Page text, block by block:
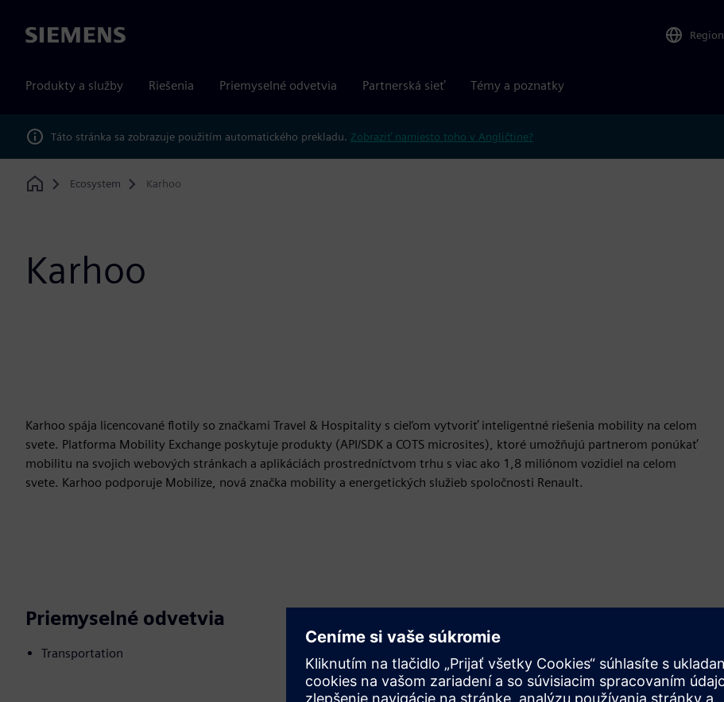
Siemens Region
Produkty a služby Riešenia Priemyselné odvetvia Partnerská sieť Témy a poznatky
Táto stránka sa zobrazuje použitím automatického prekladu. Zobraziť namiesto toho v Angličtine?
Home
Ecosystem Karhoo
Karhoo
Karhoo spája licencované flotily so značkami Travel & Hospitality s cieľom vytvoriť inteligentné riešenia mobility na celom
svete. Platforma Mobility Exchange poskytuje produkty (API/SDK a COTS microsites), ktoré umožňujú partnerom ponúkať
mobilitu na svojich webových stránkach a aplikáciách prostredníctvom trhu s viac ako 1,8 miliónom vozidiel na celom
svete. Karhoo podporuje Mobilize, nová značka mobility a energetických služieb spoločnosti Renault.
Priemyselné odvetvia
Transportation
Rozširuje alebo nadväzuje na produkt/riešenie Siemens
Xcelerator, vytvorením nového produktu, alebo vytvára